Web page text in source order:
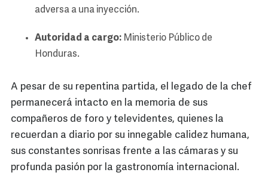
adversa a una inyección.
Autoridad a cargo: Ministerio Público de
Honduras.
A pesar de su repentina partida, el legado de la chef
permanecerá intacto en la memoria de sus
compañeros de foro y televidentes, quienes la
recuerdan a diario por su innegable calidez humana,
sus constantes sonrisas frente a las cámaras y su
profunda pasión por la gastronomía internacional.